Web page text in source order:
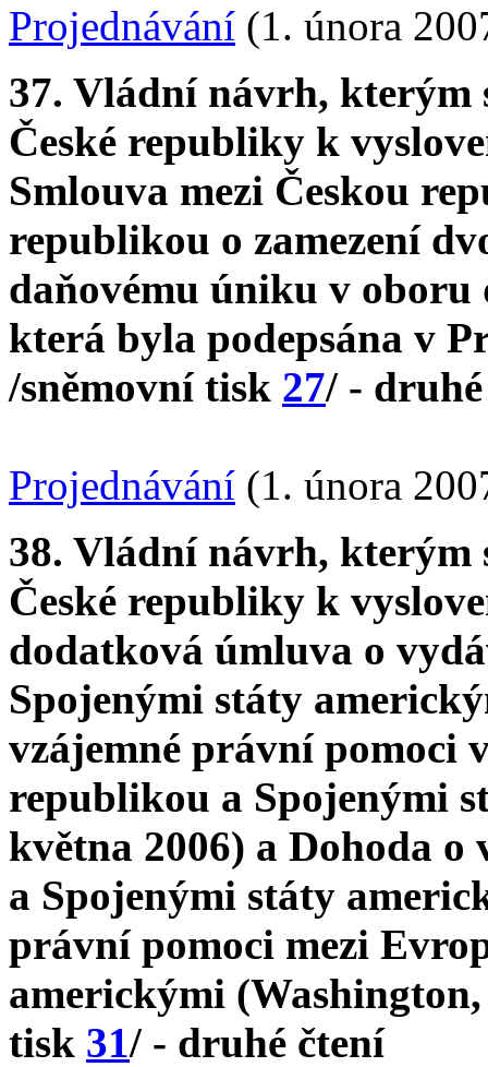
Projednávání (1. února
37. Vládní návrh, kterým
České republiky k
Smlouva mezi Českou
republikou o zamezení
daňovému úniku v
která byla podepsána v
/sněmovní tisk 27/ -
Projednávání (1. února
38. Vládní návrh, kterým
České republiky k
dodatková úmluva o
Spojenými státy
vzájemné právní pomoci
republikou a Spojenými
května 2006) a Dohoda
a Spojenými státy
právní pomoci mezi
americkými
tisk 31/ - druhé čtení